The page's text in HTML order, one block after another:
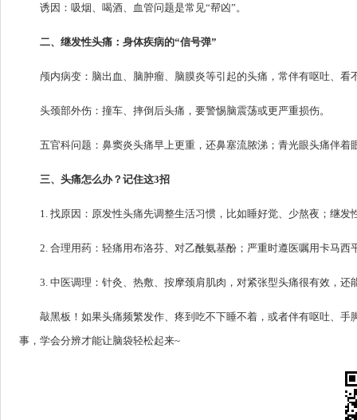
诱因：吸烟、喝酒、血管问题是常见“帮凶”。
二、继发性头痛：身体疾病的“信号弹”
颅内病变：脑出血、脑肿瘤、脑膜炎等引起的头痛，常伴有呕吐、
头颈部外伤：撞车、摔倒后头痛，要警惕脑震荡或更严重损伤。
五官科问题：鼻窦炎头痛早上更重，还鼻塞流脓涕；青光眼头痛伴着
三、头痛怎么办？记住这3招
1. 找原因：原发性头痛先调整生活习惯，比如睡好觉、少熬夜；继
2. 合理用药：轻痛用布洛芬、对乙酰氨基酚；严重时遵医嘱用卡马西
3. 中医调理：针灸、热敷、按摩颈肩肌肉，对紧张型头痛很有效，还
敲黑板！如果头痛频繁发作、疼到吃不下睡不着，或者伴有呕吐、
事，学会分辨才能让脑袋轻松起来~